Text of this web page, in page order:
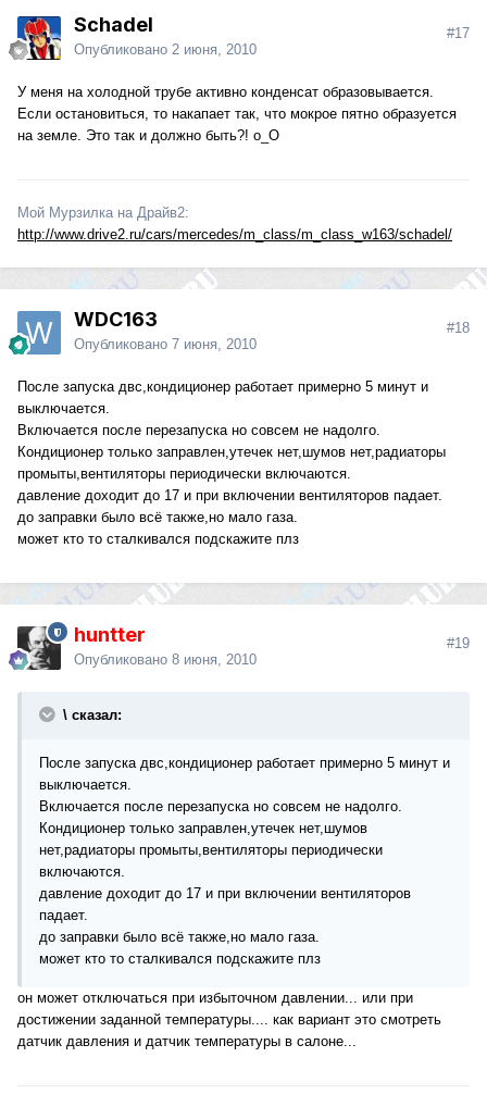
Schadel
Опубликовано 2 июня, 2010
#17
У меня на холодной трубе активно конденсат образовывается.
Если остановиться, то накапает так, что мокрое пятно образуется
на земле. Это так и должно быть?! о_О
Мой Мурзилка на Драйв2:
http://www.drive2.ru/cars/mercedes/m_class/m_class_w163/schadel/
WDC163
Опубликовано 7 июня, 2010
#18
После запуска двс,кондиционер работает примерно 5 минут и
выключается.
Включается после перезапуска но совсем не надолго.
Кондиционер только заправлен,утечек нет,шумов нет,радиаторы
промыты,вентиляторы периодически включаются.
давление доходит до 17 и при включении вентиляторов падает.
до заправки было всё также,но мало газа.
может кто то сталкивался подскажите плз
huntter
Опубликовано 8 июня, 2010
#19
\ сказал:
После запуска двс,кондиционер работает примерно 5 минут и
выключается.
Включается после перезапуска но совсем не надолго.
Кондиционер только заправлен,утечек нет,шумов
нет,радиаторы промыты,вентиляторы периодически
включаются.
давление доходит до 17 и при включении вентиляторов
падает.
до заправки было всё также,но мало газа.
может кто то сталкивался подскажите плз
он может отключаться при избыточном давлении... или при
достижении заданной температуры.... как вариант это смотреть
датчик давления и датчик температуры в салоне...